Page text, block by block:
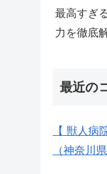
最高すぎ
力を徹底
最近の
【 獣人病
（神奈川